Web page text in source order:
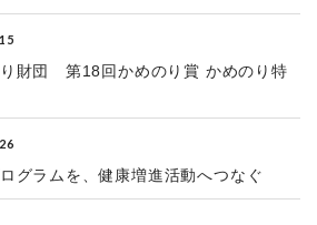
財団 第18回かめのり賞 かめのり特
グラムを、健康増進活動へつなぐ